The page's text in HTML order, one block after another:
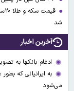
شد
آخرین اخبار
ادغام بانکها به
به ایرانیانی که
می‌شود